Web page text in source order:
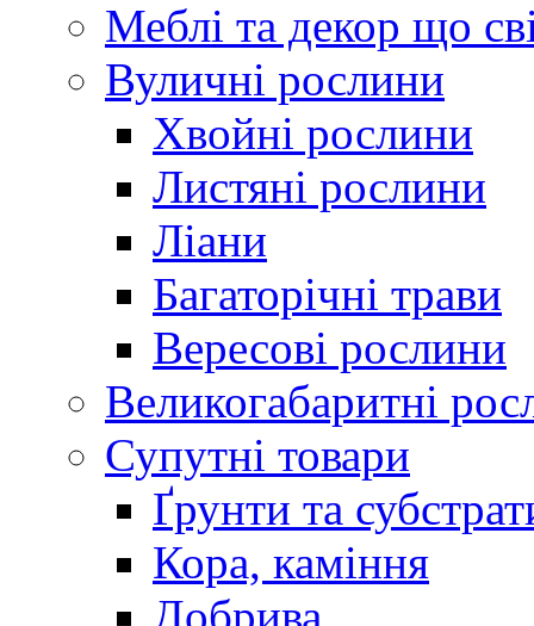
Меблі та декор що
Вуличні рослини
Хвойні рослини
Листяні рослини
Ліани
Багаторічні трави
Вересові рослини
Великогабаритні
Супутні товари
Ґрунти та
Кора, каміння